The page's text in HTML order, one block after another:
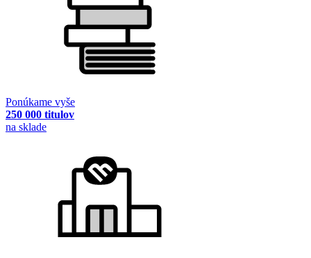
Ponúkame vyše
250 000 titulov
na sklade